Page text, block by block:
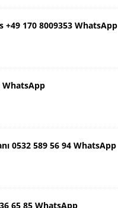
+49 170 8009353 WhatsApp
WhatsApp
0532 589 56 94 WhatsApp
65 85 WhatsApp